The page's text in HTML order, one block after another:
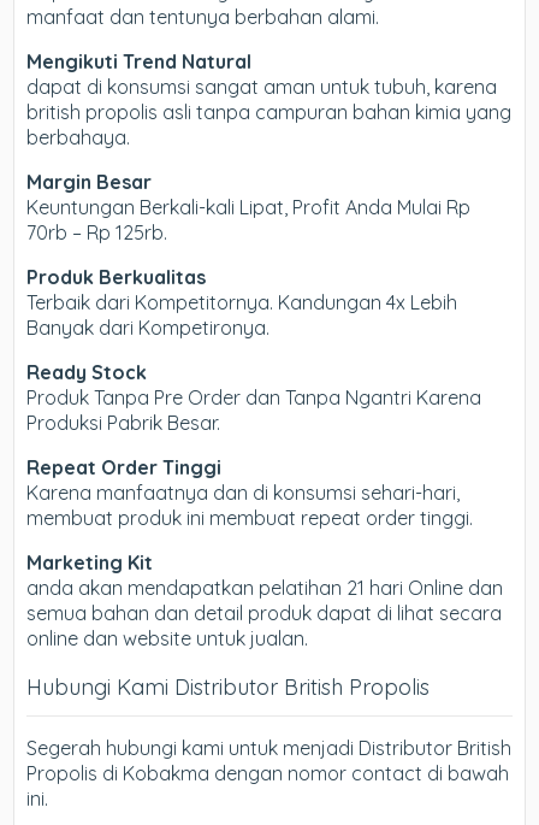
manfaat dan tentunya berbahan alami.
Mengikuti Trend Natural
dapat di konsumsi sangat aman untuk tubuh, karena
british propolis asli tanpa campuran bahan kimia yang
berbahaya.
Margin Besar
Keuntungan Berkali-kali Lipat, Profit Anda Mulai Rp
70rb – Rp 125rb.
Produk Berkualitas
Terbaik dari Kompetitornya. Kandungan 4x Lebih
Banyak dari Kompetironya.
Ready Stock
Produk Tanpa Pre Order dan Tanpa Ngantri Karena
Produksi Pabrik Besar.
Repeat Order Tinggi
Karena manfaatnya dan di konsumsi sehari-hari,
membuat produk ini membuat repeat order tinggi.
Marketing Kit
anda akan mendapatkan pelatihan 21 hari Online dan
semua bahan dan detail produk dapat di lihat secara
online dan website untuk jualan.
Hubungi Kami Distributor British Propolis
Segerah hubungi kami untuk menjadi Distributor British
Propolis di Kobakma dengan nomor contact di bawah
ini.